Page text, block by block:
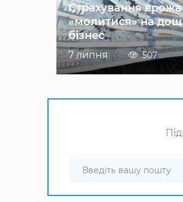
Страхування
«молитися» на дощ
бізнес
7 липня 507